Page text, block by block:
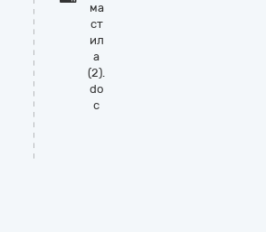
ма
ст
ил
а
(2).
do
c